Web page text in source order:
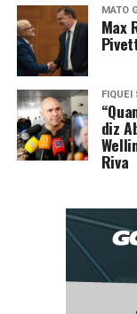
O programa Ser
ampliar as
promovendo
autonomia das
acesso ao
a parceria entre
ampliado a
para a formação
Comentários
MATO
Max
FIQUEI
diz
Riva